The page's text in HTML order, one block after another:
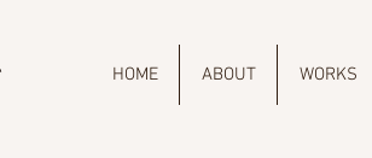
HOME ABOUT WORKS